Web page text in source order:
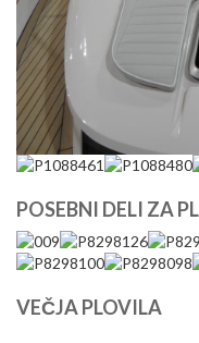
POSEBNI DELI ZA
VEČJA PLOVILA